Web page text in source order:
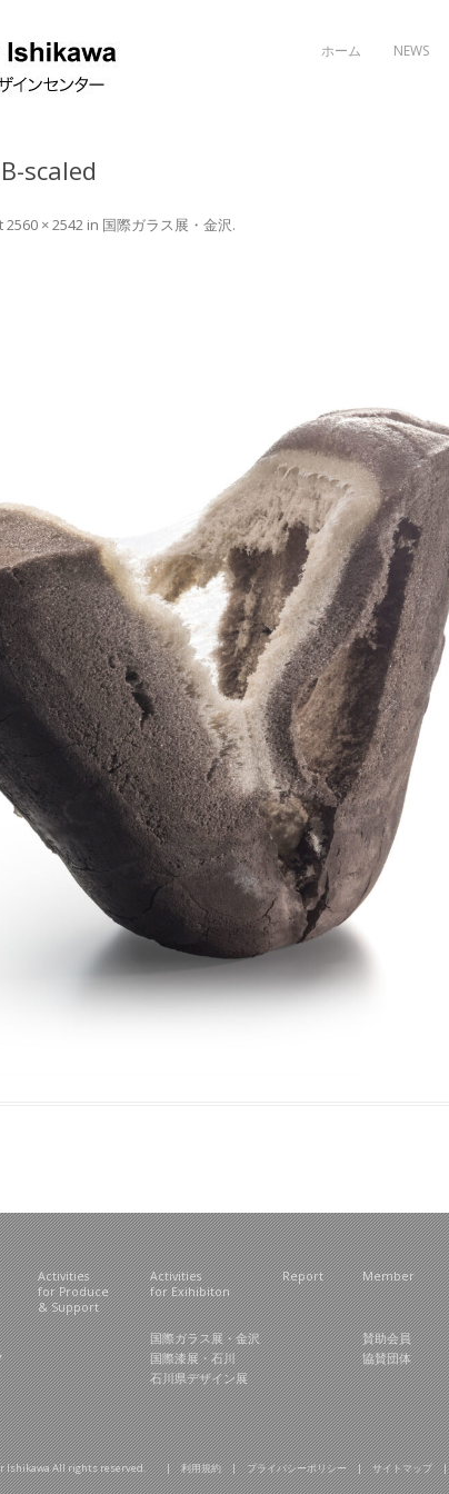
ホーム NEWS
scaled
2560 × 2542 in 国際ガラス展・金沢.
Activities
for Produce
& Support
Activities
for Exihibiton
Report Member
国際ガラス展・金沢
国際漆展・石川
石川県デザイン展
賛助会員
協賛団体
Ishikawa All rights reserved. |利用規約|プライバシーポリシー|サイトマップ|